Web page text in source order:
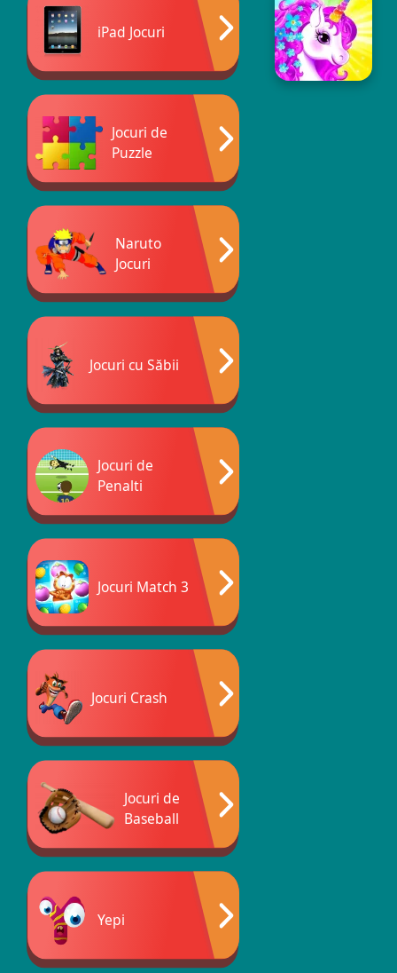
iPad Jocuri
Jocuri de
Puzzle
Naruto
Jocuri
Jocuri cu Săbii
Jocuri de
Penalti
Jocuri Match 3
Jocuri Crash
Jocuri de
Baseball
Yepi